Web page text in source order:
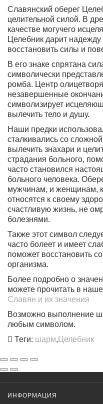
Славянский оберег
целительной силой. В
качестве могучего
Целебник дарит
восстановить силы и
В его знаке спрятана
символически
ромба. Центр
незавершенные
символизирует
вылечить тело и душу.
Наши предки
сталкивались со
вылечить знахари и
страдания больного,
часто становился
больного человека.
мужчинам, и женщинам,
относятся к своему
счастливую жизнь, не
болезнями.
Также этот символ
часто болеет и имеет
поможет восстановить
организма.
Более подробно о
можете прочитать в
Славян и их значения
Возможно выполнение
любым символом.
Теги: шарм, Целебник
ИНФОРМАЦИЯ